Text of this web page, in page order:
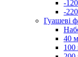
-
-
Гуашеві
40
100